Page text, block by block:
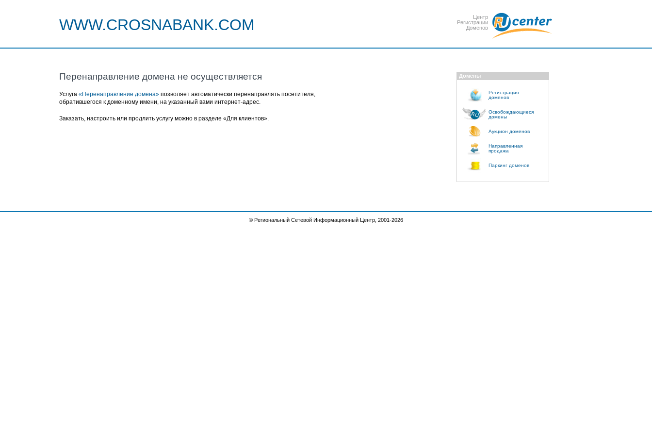
WWW.CROSNABANK.COM
Центр
Регистрации
Доменов
Перенаправление домена не осуществляется
Услуга «Перенаправление домена» позволяет автоматически перенаправлять посетителя,
обратившегося к доменному имени, на указанный вами интернет-адрес.
Заказать, настроить или продлить услугу можно в разделе «Для клиентов».
Домены
Регистрация
доменов
Освобождающиеся
домены
Аукцион доменов
Направленная
продажа
Паркинг доменов
© Региональный Сетевой Информационный Центр, 2001-2026